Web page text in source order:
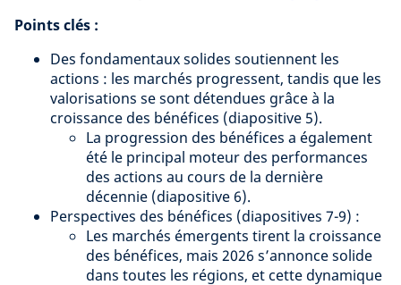
Points clés :
Des fondamentaux solides soutiennent les
actions : les marchés progressent, tandis que les
valorisations se sont détendues grâce à la
croissance des bénéfices (diapositive 5).
La progression des bénéfices a également
été le principal moteur des performances
des actions au cours de la dernière
décennie (diapositive 6).
Perspectives des bénéfices (diapositives 7-9) :
Les marchés émergents tirent la croissance
des bénéfices, mais 2026 s’annonce solide
dans toutes les régions, et cette dynamique